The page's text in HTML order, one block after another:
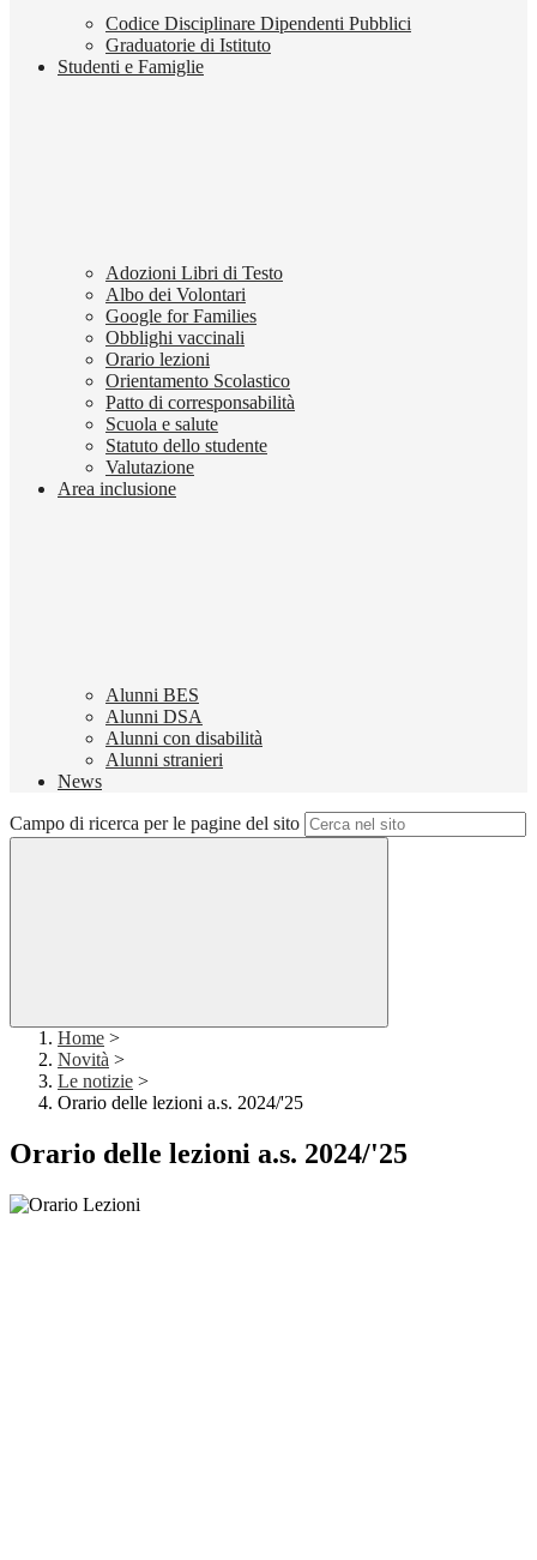
Codice Disciplinare Dipendenti Pubblici
Graduatorie di Istituto
Studenti e Famiglie
Adozioni Libri di Testo
Albo dei Volontari
Google for Families
Obblighi vaccinali
Orario lezioni
Orientamento Scolastico
Patto di corresponsabilità
Scuola e salute
Statuto dello studente
Valutazione
Area inclusione
Alunni BES
Alunni DSA
Alunni con disabilità
Alunni stranieri
News
Campo di ricerca per le pagine del sito
Home >
Novità >
Le notizie >
Orario delle lezioni a.s. 2024/'25
Orario delle lezioni a.s. 2024/'25